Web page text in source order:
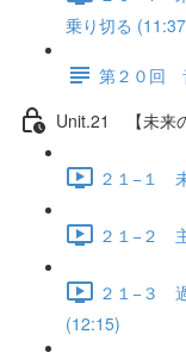
乗り切る
第２０回
Unit.21 【未来
２１−１
２１−２
２１−３
(12:15)